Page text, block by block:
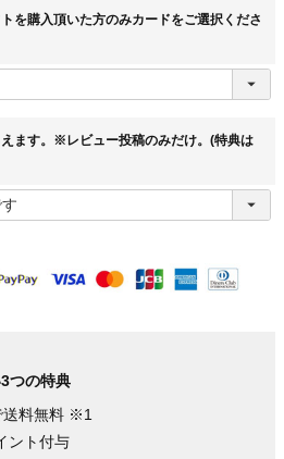
を購入頂いた方のみカードをご選択くださ
ます。※レビュー投稿のみだけ。(特典は
つの特典
送料無料 ※1
ント付与